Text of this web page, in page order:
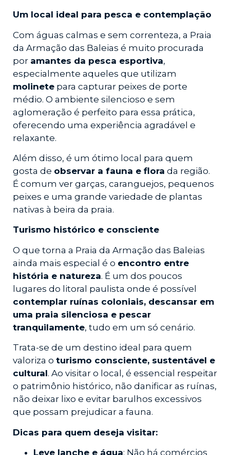
Um local ideal para pesca e contemplação
Com águas calmas e sem correnteza, a Praia
da Armação das Baleias é muito procurada
por amantes da pesca esportiva,
especialmente aqueles que utilizam
molinete para capturar peixes de porte
médio. O ambiente silencioso e sem
aglomeração é perfeito para essa prática,
oferecendo uma experiência agradável e
relaxante.
Além disso, é um ótimo local para quem
gosta de observar a fauna e flora da região.
É comum ver garças, caranguejos, pequenos
peixes e uma grande variedade de plantas
nativas à beira da praia.
Turismo histórico e consciente
O que torna a Praia da Armação das Baleias
ainda mais especial é o encontro entre
história e natureza. É um dos poucos
lugares do litoral paulista onde é possível
contemplar ruínas coloniais, descansar em
uma praia silenciosa e pescar
tranquilamente, tudo em um só cenário.
Trata-se de um destino ideal para quem
valoriza o turismo consciente, sustentável e
cultural. Ao visitar o local, é essencial respeitar
o patrimônio histórico, não danificar as ruínas,
não deixar lixo e evitar barulhos excessivos
que possam prejudicar a fauna.
Dicas para quem deseja visitar:
Leve lanche e água: Não há comércios